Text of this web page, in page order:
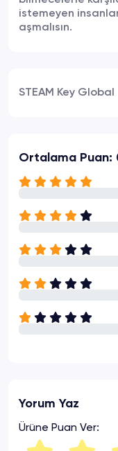
istemeyen
aşmalısın.
STEAM Key Global
Ortalama Puan:
Yorum Yaz
Ürüne Puan Ver: